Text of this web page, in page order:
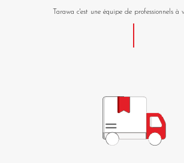
Tarawa c'est une équipe de professionnels à